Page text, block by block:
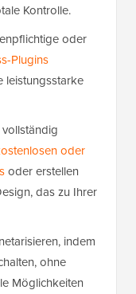
Kontrolle.
oder
Plugins
leistungsstarke
oder
oder erstellen
das zu Ihrer
indem
ohne
Möglichkeiten